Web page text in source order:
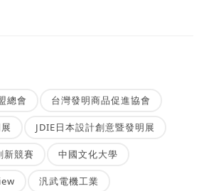
總會 台灣發明商品促進協會
JDIE日本設計創意暨發明展
新競賽 中國文化大學
汎武電機工業